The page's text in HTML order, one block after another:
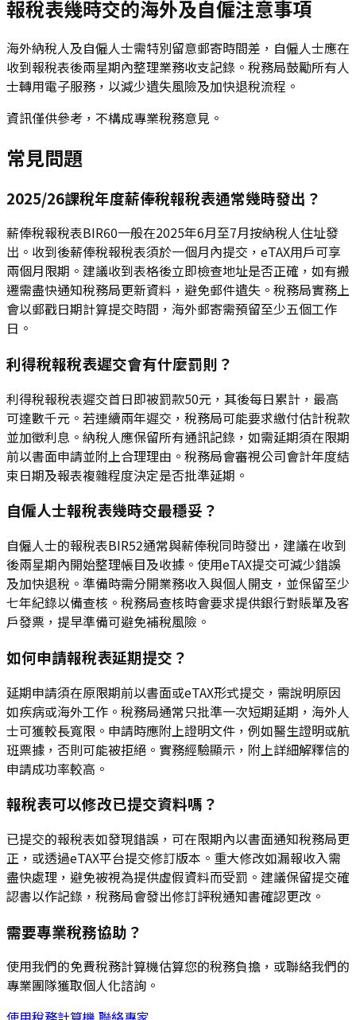
報稅表幾時交的海外及自僱注意事項
海外納稅人及自僱人士需特別留意郵寄時間差，自僱人士應在
收到報稅表後兩星期內整理業務收支記錄。稅務局鼓勵所有人
士轉用電子服務，以減少遺失風險及加快退稅流程。
資訊僅供參考，不構成專業稅務意見。
常見問題
2025/26課稅年度薪俸稅報稅表通常幾時發出？
薪俸稅報稅表BIR60一般在2025年6月至7月按納稅人住址發
出。收到後薪俸稅報稅表須於一個月內提交，eTAX用戶可享
兩個月限期。建議收到表格後立即檢查地址是否正確，如有搬
遷需盡快通知稅務局更新資料，避免郵件遺失。稅務局實務上
會以郵戳日期計算提交時間，海外郵寄需預留至少五個工作
日。
利得稅報稅表遲交會有什麼罰則？
利得稅報稅表遲交首日即被罰款50元，其後每日累計，最高
可達數千元。若連續兩年遲交，稅務局可能要求繳付估計稅款
並加徵利息。納稅人應保留所有通訊記錄，如需延期須在限期
前以書面申請並附上合理理由。稅務局會審視公司會計年度結
束日期及報表複雜程度決定是否批準延期。
自僱人士報稅表幾時交最穩妥？
自僱人士的報稅表BIR52通常與薪俸稅同時發出，建議在收到
後兩星期內開始整理帳目及收據。使用eTAX提交可減少錯誤
及加快退稅。準備時需分開業務收入與個人開支，並保留至少
七年紀錄以備查核。稅務局查核時會要求提供銀行對賬單及客
戶發票，提早準備可避免補稅風險。
如何申請報稅表延期提交？
延期申請須在原限期前以書面或eTAX形式提交，需說明原因
如疾病或海外工作。稅務局通常只批準一次短期延期，海外人
士可獲較長寬限。申請時應附上證明文件，例如醫生證明或航
班票據，否則可能被拒絕。實務經驗顯示，附上詳細解釋信的
申請成功率較高。
報稅表可以修改已提交資料嗎？
已提交的報稅表如發現錯誤，可在限期內以書面通知稅務局更
正，或透過eTAX平台提交修訂版本。重大修改如漏報收入需
盡快處理，避免被視為提供虛假資料而受罰。建議保留提交確
認書以作記錄，稅務局會發出修訂評稅通知書確認更改。
需要專業稅務協助？
使用我們的免費稅務計算機估算您的稅務負擔，或聯絡我們的
專業團隊獲取個人化諮詢。